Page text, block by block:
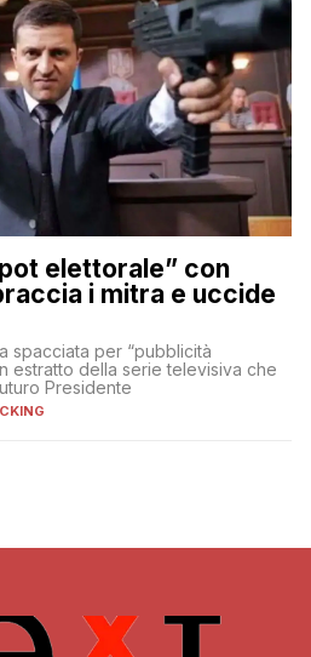
elettorale” con
i mitra e uccide
spacciata per “pubblicità
estratto della serie televisiva che
Presidente